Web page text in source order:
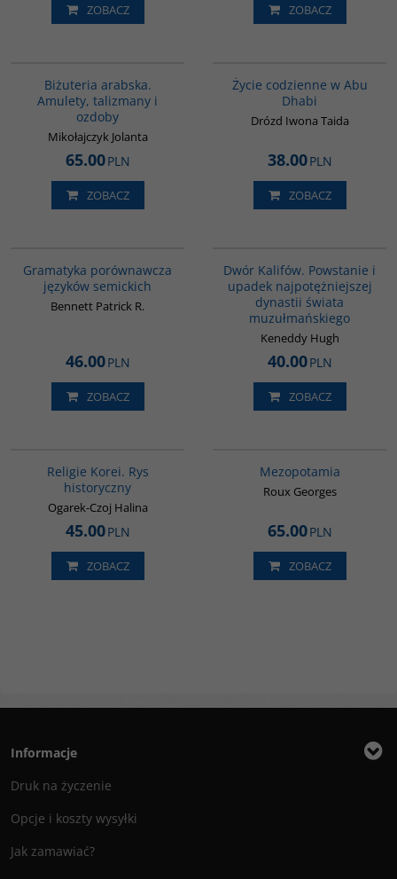
ZOBACZ ZOBACZ
Biżuteria arabska.
Amulety, talizmany i
ozdoby
Mikołajczyk Jolanta
65.00PLN
ZOBACZ
Życie codzienne w Abu
Dhabi
Drózd Iwona Taida
38.00PLN
ZOBACZ
Gramatyka porównawcza
języków semickich
Bennett Patrick R.
46.00PLN
ZOBACZ
Dwór Kalifów. Powstanie i
upadek najpotężniejszej
dynastii świata
muzułmańskiego
Keneddy Hugh
40.00PLN
ZOBACZ
Religie Korei. Rys
historyczny
Ogarek-Czoj Halina
45.00PLN
ZOBACZ
Mezopotamia
Roux Georges
65.00PLN
ZOBACZ
Informacje
Druk na życzenie
Opcje i koszty wysyłki
Jak zamawiać?